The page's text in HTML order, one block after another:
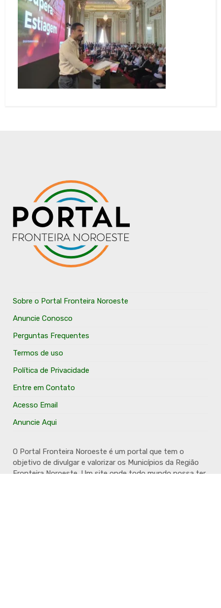
Sobre o Portal Fronteira Noroeste
Anuncie Conosco
Perguntas Frequentes
Termos de uso
Política de Privacidade
Entre em Contato
Acesso Email
Anuncie Aqui
O Portal Fronteira Noroeste é um portal que tem o
objetivo de divulgar e valorizar os Municípios da Região
Fronteira Noroeste. Um site onde todo mundo possa ter